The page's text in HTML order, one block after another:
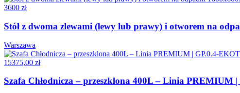
3600 zł
Stół z dwoma zlewami (lewy lub prawy) i otworem na
Warszawa
15375,00 zł
Szafa Chłodnicza – przeszklona 400L – Linia PREMIUM